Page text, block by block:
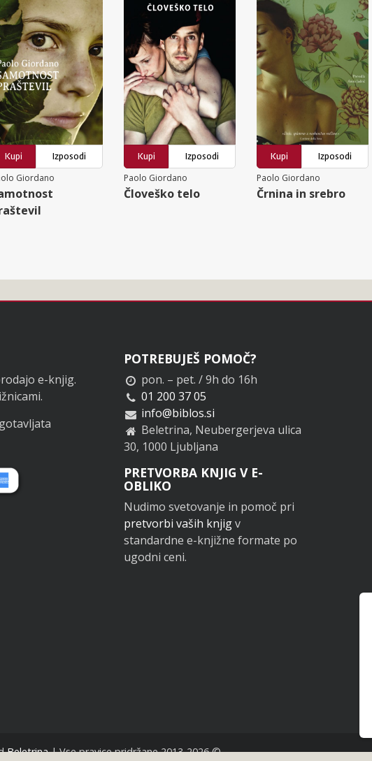
Kupi
Izposodi
Giordano
Kupi
Izposodi
Paolo Giordano
Človeško telo
Kupi
Izposodi
Paolo Giordano
Črnina in srebro
e-knjig.
POTREBUJEŠ POMOČ?
pon. – pet. / 9h do 16h
01 200 37 05
info@biblos.si
Beletrina, Neubergerjeva ulica
30, 1000 Ljubljana
PRETVORBA KNJIG V E-
OBLIKO
Nudimo svetovanje in pomoč pri
pretvorbi vaših knjigv
standardne e-knjižne formate po
ugodni ceni.
Beletrina| Vse pravice pridržane 2013-2026 ©